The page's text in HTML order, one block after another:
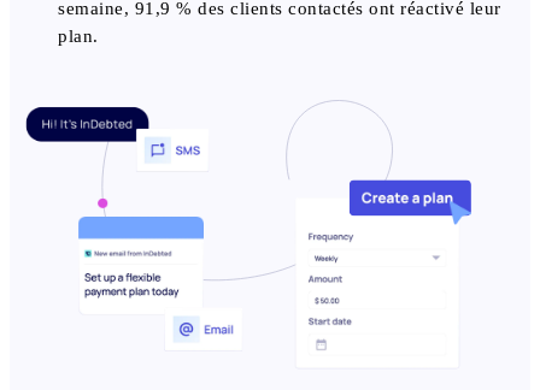
semaine, 91,9 % des clients contactés ont réactivé leur
plan.